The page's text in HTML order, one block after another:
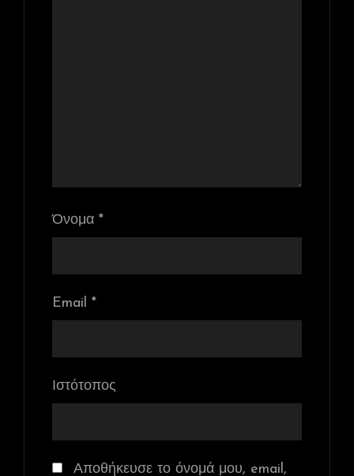
Όνομα *
Email *
Ιστότοπος
Αποθήκευσε το όνομά μου, email,